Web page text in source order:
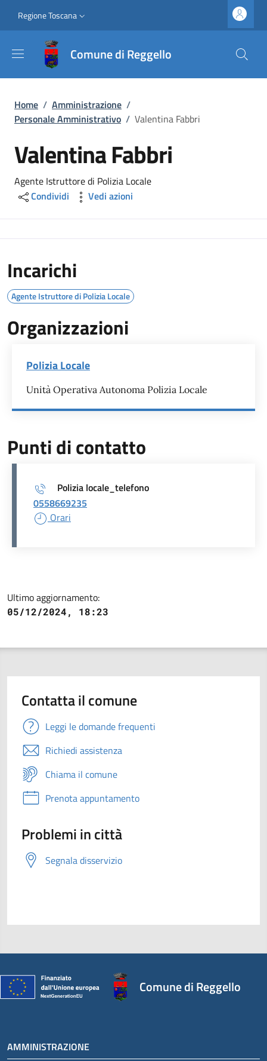
Slim top
Regione Toscana
Comune di Reggello
Briciole di pane
Home / Amministrazione /
Personale Amministrativo / Valentina Fabbri
Valentina Fabbri
Agente Istruttore di Polizia Locale
Condividi
Vedi azioni
Incarichi
Agente Istruttore di Polizia Locale
Organizzazioni
Polizia Locale
Unità Operativa Autonoma Polizia Locale
Punti di contatto
Polizia locale_telefono
0558669235
Orari
Ultimo aggiornamento:
05/12/2024, 18:23
Contatta il comune
Leggi le domande frequenti
Richiedi assistenza
Chiama il comune
Prenota appuntamento
Problemi in città
Segnala disservizio
Comune di Reggello
AMMINISTRAZIONE